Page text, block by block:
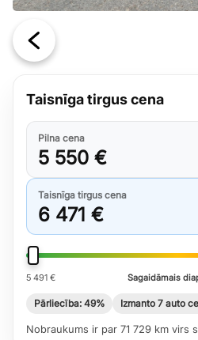
Taisnīga tirgus cena
Pilna cena
5 550 €
Taisnīga tirgus cena
6 471 €
5 491 € Sagaidāmais
Pārliecība: 49% Izmanto 7 auto
Nobraukums ir par 71 729 km virs